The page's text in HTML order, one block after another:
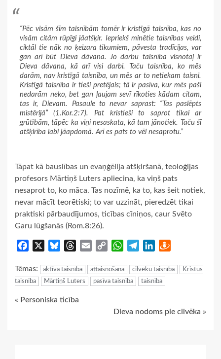
“Pēc visām šīm taisnībām tomēr ir kristīgā taisnība, kas no
visām citām rūpīgi jāatšķir. Iepriekš minētie taisnības veidi,
ciktāl tie nāk no ķeizara tikumiem, pāvesta tradīcijas, var
gan arī būt Dieva dāvana. Jo darbu taisnība visnotaļ ir
Dieva dāvana, kā arī visi darbi. Taču taisnība, ko mēs
darām, nav kristīgā taisnība, un mēs ar to netiekam taisni.
Kristīgā taisnība ir tieši pretējais; tā ir pasīva, kur mēs paši
nedarām neko, bet gan ļaujam sevī rīkoties kādam citam,
tas ir, Dievam. Pasaule to nevar saprast: “Tas paslēpts
mistērijā” (1.Kor.2:7). Pat kristieši to saprot tikai ar
grūtībām, tāpēc ka viņi nesaskata, kā tam jānotiek. Taču šī
atšķirība labi jāapdomā. Arī es pats to vēl nesaprotu.”
Tāpat kā bauslības un evaņģēlija atšķiršanā, teoloģijas
profesors Mārtiņš Luters apliecina, ka viņš pats
nesaprot to, ko māca. Tas nozīmē, ka to, kas šeit notiek,
nevar mācīt teorētiski; to var uzzināt, pieredzēt tikai
praktiski pārbaudījumos, ticības cīniņos, caur Svēto
Garu lūgšanās (Rom.8:26).
Facebook BlueskyThreads
Email
Copy
WhatsApp
TelegramLinkedIn
Tēmas: aktīva taisnība attaisnošana cilvēku taisnība
Kristus
taisnība
Mārtiņš Luters pasīva taisnība taisnība
Continue
« Personiska ticība
Dieva nodoms pie cilvēka »